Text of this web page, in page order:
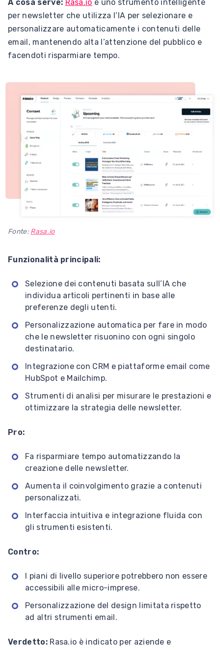
A cosa serve: Rasa.io è uno strumento intelligente
per newsletter che utilizza l’IA per selezionare e
personalizzare automaticamente i contenuti delle
email, mantenendo alta l’attenzione del pubblico e
facendoti risparmiare tempo.
Fonte: Rasa.io
Funzionalità principali:
Selezione dei contenuti basata sull’IA che
individua articoli pertinenti in base alle
preferenze degli utenti.
Personalizzazione automatica per fare in modo
che le newsletter risuonino con ogni singolo
destinatario.
Integrazione con CRM e piattaforme email come
HubSpot e Mailchimp.
Strumenti di analisi per misurare le prestazioni e
ottimizzare la strategia delle newsletter.
Pro:
Fa risparmiare tempo automatizzando la
creazione delle newsletter.
Aumenta il coinvolgimento grazie a contenuti
personalizzati.
Interfaccia intuitiva e integrazione fluida con
gli strumenti esistenti.
Contro:
I piani di livello superiore potrebbero non essere
accessibili alle micro-imprese.
Personalizzazione del design limitata rispetto
ad altri strumenti email.
Verdetto:Rasa.io è indicato per aziende e